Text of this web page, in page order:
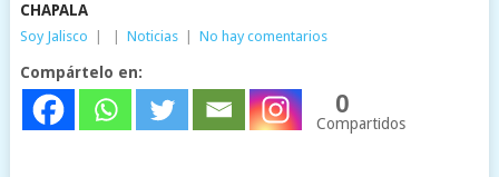
CHAPALA
Soy Jalisco Noticias No hay comentarios
Compártelo en:
0
Compartidos